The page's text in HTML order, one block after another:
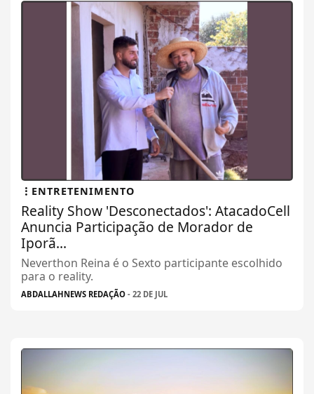
ENTRETENIMENTO
Reality Show 'Desconectados': AtacadoCell
Anuncia Participação de Morador de
Iporã...
Neverthon Reina é o Sexto participante escolhido
para o reality.
ABDALLAHNEWS REDAÇÃO - 22 DE JUL